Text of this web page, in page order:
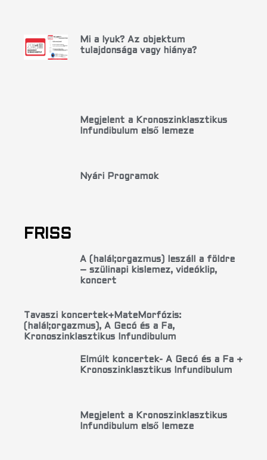
Mi a lyuk? Az objektum
tulajdonsága vagy hiánya?
Megjelent a Kronoszinklasztikus
Infundibulum első lemeze
Nyári Programok
FRISS
A (halál;orgazmus) leszáll a földre
– szülinapi kislemez, videóklip,
koncert
Tavaszi koncertek+MateMorfózis:
(halál;orgazmus), A Gecó és a Fa,
Kronoszinklasztikus Infundibulum
Elmúlt koncertek- A Gecó és a Fa +
Kronoszinklasztikus Infundibulum
Megjelent a Kronoszinklasztikus
Infundibulum első lemeze